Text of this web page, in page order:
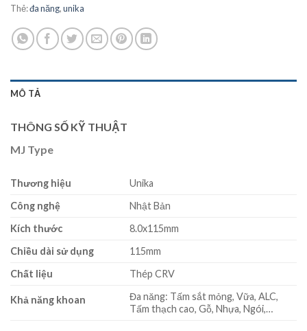
Thẻ:đa năng,unika
MÔ TẢ
THÔNG SỐ KỸ THUẬT
MJ Type
Thương hiệu
Unika
Công nghệ
Nhật Bản
Kích thước
8.0x115mm
Chiều dài sử dụng
115mm
Chất liệu
Thép CRV
Khả năng khoan
Đa năng: Tấm sắt mỏng, Vữa, ALC,
Tấm thạch cao, Gỗ, Nhựa, Ngói,…